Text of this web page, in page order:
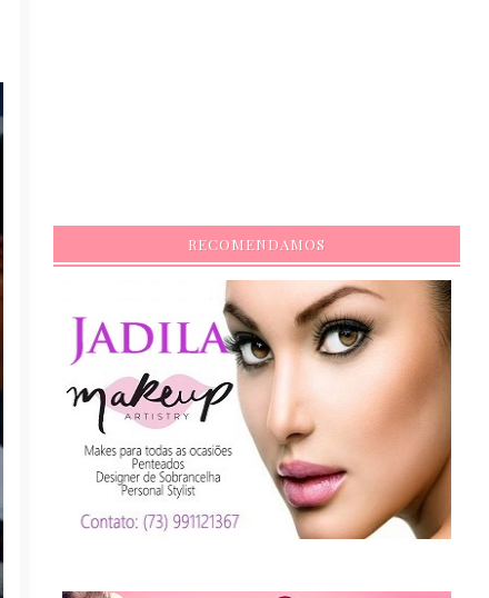
RECOMENDAMOS